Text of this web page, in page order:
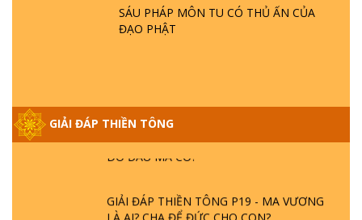
SÁU PHÁP MÔN TU CÓ THỦ ẤN CỦA
ĐẠO PHẬT
GIẢI ĐÁP THIỀN TÔNG
GIẢI ĐÁP THIỀN TÔNG ĐẶC BIỆT PHẦN 20
GIẢI ĐÁP THIỀN TÔNG P19 - MA VƯƠNG
LÀ AI? CHA ĐỂ ĐỨC CHO CON?